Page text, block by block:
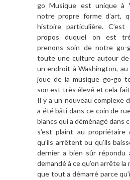
go Musique est unique à
notre propre forme d’art,
histoire particulière.
propos duquel on est
prenons soin de notre go-
toute une culture autour de
un endroit à Washington,
joue de la musique go-go
son est très élevé et cela
Il y a un nouveau complexe
a été bâti dans ce coin de
blancs qui a déménagé dans
s’est plaint au
qu’ils arrêtent ou qu’ils
dernier a bien sûr
demandé à ce qu’on arrête la
que tout a démarré parce